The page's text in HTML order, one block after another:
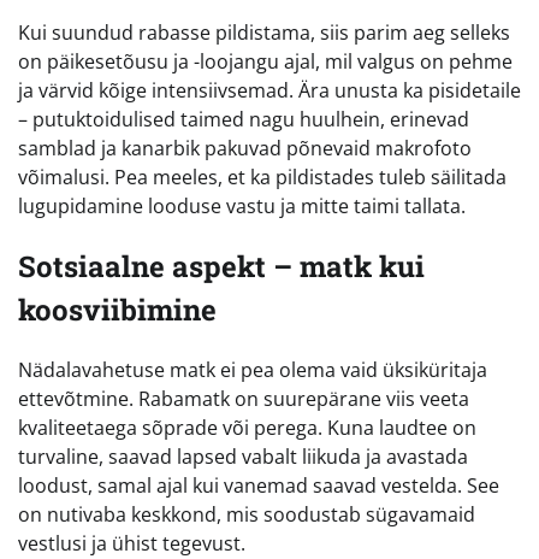
Kui suundud rabasse pildistama, siis parim aeg selleks
on päikesetõusu ja -loojangu ajal, mil valgus on pehme
ja värvid kõige intensiivsemad. Ära unusta ka pisidetaile
– putuktoidulised taimed nagu huulhein, erinevad
samblad ja kanarbik pakuvad põnevaid makrofoto
võimalusi. Pea meeles, et ka pildistades tuleb säilitada
lugupidamine looduse vastu ja mitte taimi tallata.
Sotsiaalne aspekt – matk kui
koosviibimine
Nädalavahetuse matk ei pea olema vaid üksiküritaja
ettevõtmine. Rabamatk on suurepärane viis veeta
kvaliteetaega sõprade või perega. Kuna laudtee on
turvaline, saavad lapsed vabalt liikuda ja avastada
loodust, samal ajal kui vanemad saavad vestelda. See
on nutivaba keskkond, mis soodustab sügavamaid
vestlusi ja ühist tegevust.